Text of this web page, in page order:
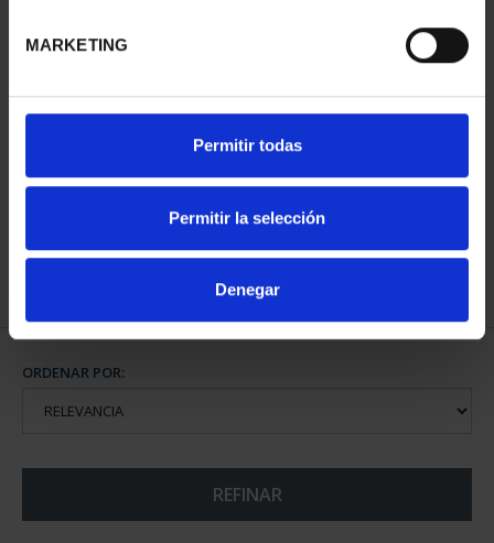
MARKETING
Permitir todas
Permitir la selección
Denegar
CAPITALES ESPAÑOLAS
73,00 €
ORDENAR POR:
REFINAR